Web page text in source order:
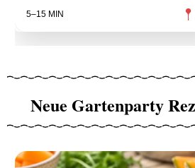
5–15 MIN
Neue Gartenparty